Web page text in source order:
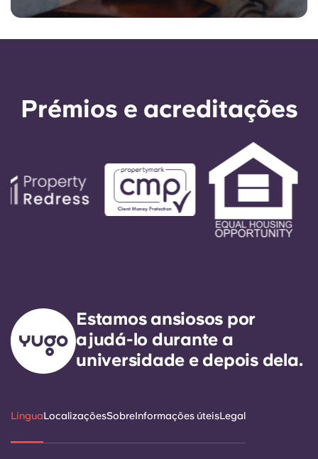
Prémios e acreditações
Estamos ansiosos por
ajudá-lo durante a
universidade e depois dela.
LínguaLocalizaçõesSobreInformações úteisLegal